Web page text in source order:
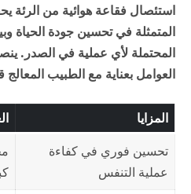
استئصال فقاعة هوائية من الرئة
المتمثلة في تحسين جودة الحياة
المحتملة لأي عملية في الصدر.
العوامل بعناية مع الطبيب المعالج
المزايا
تحسين فوري في كفاءة
عملية التنفس